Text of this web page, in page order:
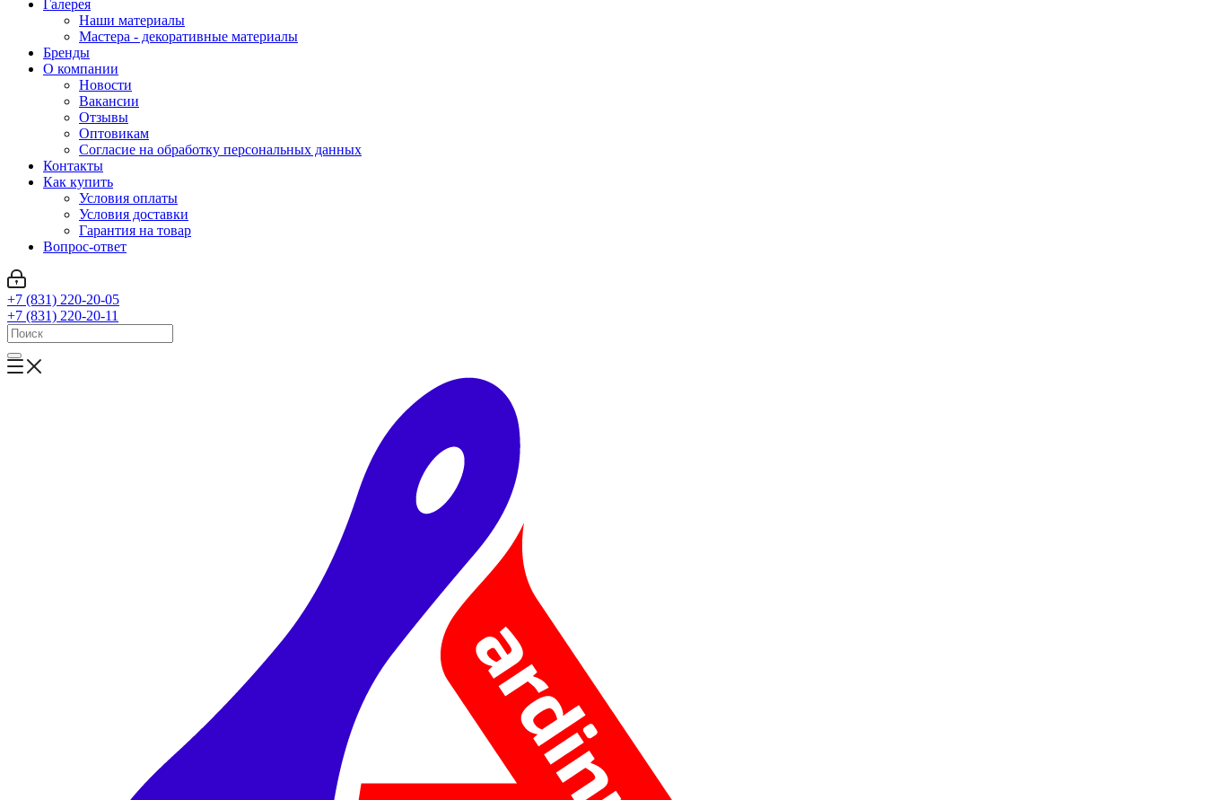
Галерея
Наши материалы
Мастера - декоративные материалы
Бренды
О компании
Новости
Вакансии
Отзывы
Оптовикам
Cогласие на обработку персональных данных
Контакты
Как купить
Условия оплаты
Условия доставки
Гарантия на товар
Вопрос-ответ
+7 (831) 220-20-05
+7 (831) 220-20-11